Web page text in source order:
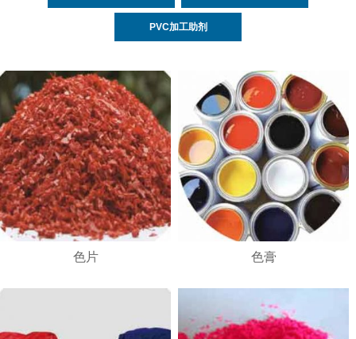
PVC加工助剂
色片 色膏